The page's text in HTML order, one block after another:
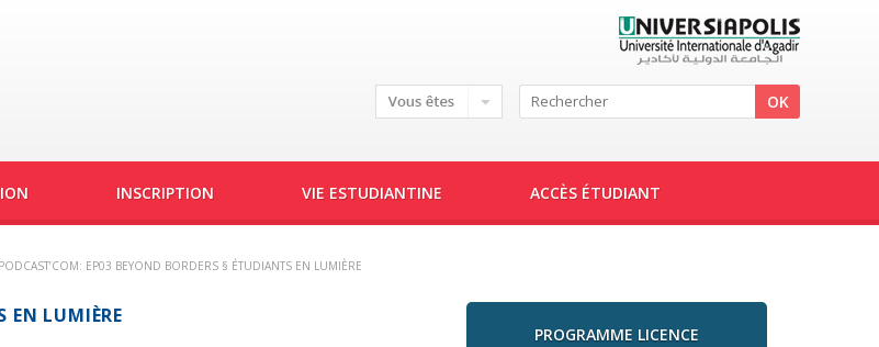
INSCRIPTION VIE ESTUDIANTINE ACCÈS ÉTUDIANT
PODCAST’COM: EP03 BEYOND BORDERS § ÉTUDIANTS EN LUMIÈRE
EN LUMIÈRE
PROGRAMME LICENCE